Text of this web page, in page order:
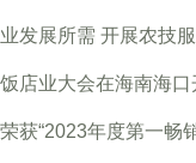
发展所需 开展农技
店业大会在海南海口
获“2023年度第一畅